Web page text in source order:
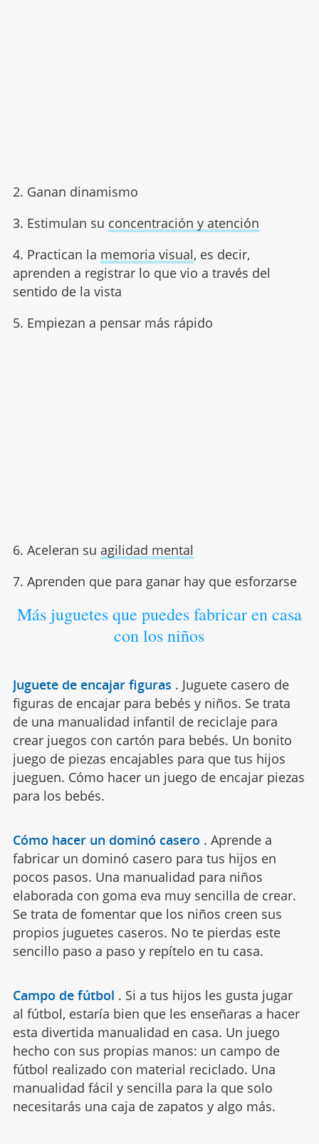
2. Ganan dinamismo
3. Estimulan su concentración y atención
4. Practican la memoria visual, es decir,
aprenden a registrar lo que vio a través del
sentido de la vista
5. Empiezan a pensar más rápido
6. Aceleran su agilidad mental
7. Aprenden que para ganar hay que esforzarse
Más juguetes que puedes fabricar en casa
con los niños
Juguete de encajar figuras . Juguete casero de
figuras de encajar para bebés y niños. Se trata
de una manualidad infantil de reciclaje para
crear juegos con cartón para bebés. Un bonito
juego de piezas encajables para que tus hijos
jueguen. Cómo hacer un juego de encajar piezas
para los bebés.
Cómo hacer un dominó casero . Aprende a
fabricar un dominó casero para tus hijos en
pocos pasos. Una manualidad para niños
elaborada con goma eva muy sencilla de crear.
Se trata de fomentar que los niños creen sus
propios juguetes caseros. No te pierdas este
sencillo paso a paso y repítelo en tu casa.
Campo de fútbol . Si a tus hijos les gusta jugar
al fútbol, estaría bien que les enseñaras a hacer
esta divertida manualidad en casa. Un juego
hecho con sus propias manos: un campo de
fútbol realizado con material reciclado. Una
manualidad fácil y sencilla para la que solo
necesitarás una caja de zapatos y algo más.